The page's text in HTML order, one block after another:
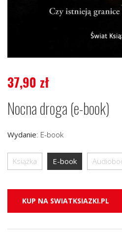
37,90 zł
Nocna droga (e-book)
Wydanie: E-book
Książka E-book
KUP NA SWIATKSIAZKI.PL